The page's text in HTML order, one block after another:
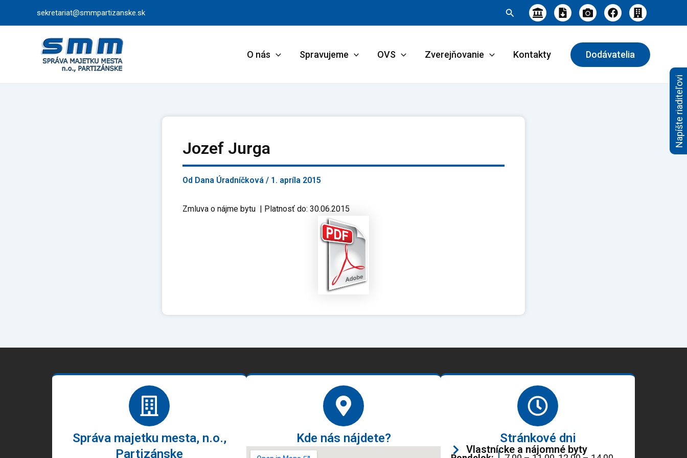
sekretariat@smmpartizanske.sk Hľadať
O nás Spravujeme OVS Zverejňovanie Kontakty Dodávatelia
Jozef Jurga
Od Dana Úradníčková / 1. apríla 2015
Zmluva o nájme bytu | Platnosť do: 30.06.2015
Správa majetku mesta, n.o.,
Partizánske
Kde nás nájdete? Stránkové dni
Vlastnícke a nájomné byty
Napíšte riaditeľovi